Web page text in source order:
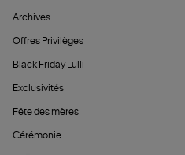
Archives
Offres Privilèges
Black Friday Lulli
Exclusivités
Fête des mères
Cérémonie